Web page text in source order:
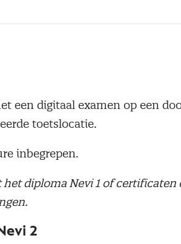
een digitaal examen op een
toetslocatie.
inbegrepen.
diploma Nevi 1 of certificaten
2